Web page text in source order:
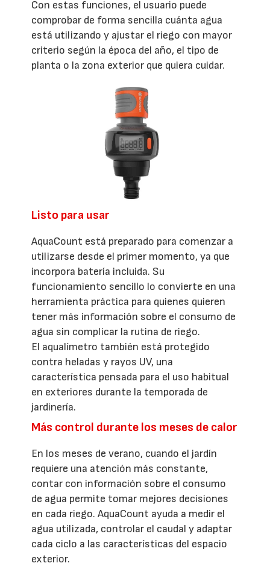
Con estas funciones, el usuario puede
comprobar de forma sencilla cuánta agua
está utilizando y ajustar el riego con mayor
criterio según la época del año, el tipo de
planta o la zona exterior que quiera cuidar.
Listo para usar
AquaCount está preparado para comenzar a
utilizarse desde el primer momento, ya que
incorpora batería incluida. Su
funcionamiento sencillo lo convierte en una
herramienta práctica para quienes quieren
tener más información sobre el consumo de
agua sin complicar la rutina de riego.
El aqualímetro también está protegido
contra heladas y rayos UV, una
característica pensada para el uso habitual
en exteriores durante la temporada de
jardinería.
Más control durante los meses de calor
En los meses de verano, cuando el jardín
requiere una atención más constante,
contar con información sobre el consumo
de agua permite tomar mejores decisiones
en cada riego. AquaCount ayuda a medir el
agua utilizada, controlar el caudal y adaptar
cada ciclo a las características del espacio
exterior.